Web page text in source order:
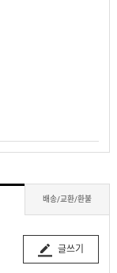
배송/교환/환불
글쓰기